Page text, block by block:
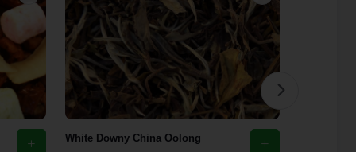
White Downy China Oolong